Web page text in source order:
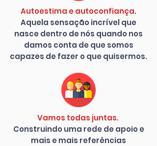
Autoestima e autoconfiança.
Aquela sensação incrível que
nasce dentro de nós quando nos
damos conta de que somos
capazes de fazer o que quisermos.
Vamos todas juntas.
Construindo uma rede de apoio e
mais e mais referências